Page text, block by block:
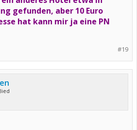
gefunden, aber 10 Euro
hat kann mir ja eine PN
#19